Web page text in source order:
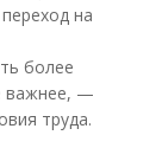
на
более
важнее, —
труда.